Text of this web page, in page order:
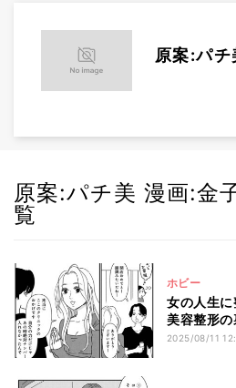
原案:パチ
原案:パチ美 漫画:金
覧
ホビー
女の人生
美容整形
第5回 【漫
2025/08/11